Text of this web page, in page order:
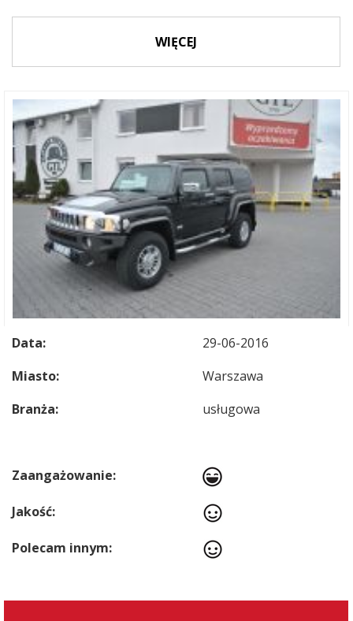
WIĘCEJ
Data:
29-06-2016
Miasto:
Warszawa
Branża:
usługowa
Zaangażowanie:
Jakość:
Polecam innym: